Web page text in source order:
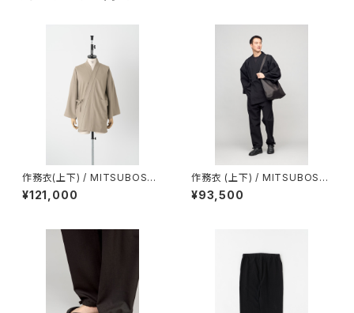
作務衣(上下) / MITSUBOSHI
/ Super 140's wool / 平織強
撚 / GREIGE（With tailoring）
¥121,000
作務衣 (上下) / MITSUBOSHI
/ コットンウール / BLACK（Wit
h tailoring）
¥93,500